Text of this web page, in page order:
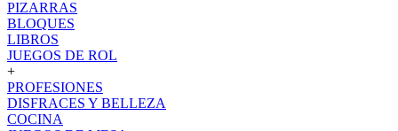
PIZARRAS
BLOQUES
LIBROS
JUEGOS DE ROL
+
PROFESIONES
DISFRACES Y BELLEZA
COCINA